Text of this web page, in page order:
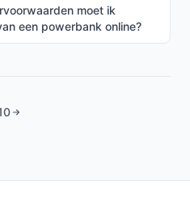
moet ik
een powerbank online?